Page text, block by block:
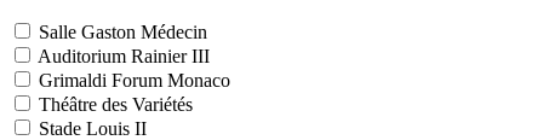
Salle Gaston Médecin
Auditorium Rainier III
Grimaldi Forum Monaco
Théâtre des Variétés
Stade Louis II